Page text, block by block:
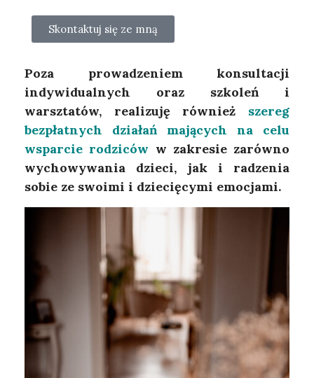
Skontaktuj się ze mną
Poza prowadzeniem konsultacji
indywidualnych oraz szkoleń i
warsztatów, realizuję również szereg
bezpłatnych działań mających na celu
wsparcie rodziców w zakresie zarówno
wychowywania dzieci, jak i radzenia
sobie ze swoimi i dziecięcymi emocjami.